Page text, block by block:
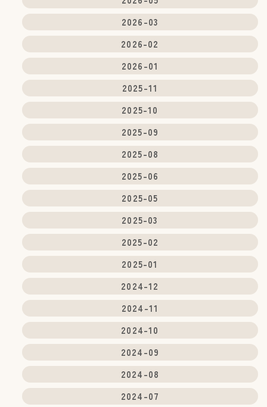
2026-03
2026-02
2026-01
2025-11
2025-10
2025-09
2025-08
2025-06
2025-05
2025-03
2025-02
2025-01
2024-12
2024-11
2024-10
2024-09
2024-08
2024-07